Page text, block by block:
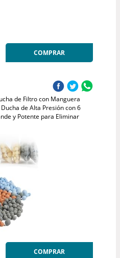
COMPRAR
de Filtro con Manguera
de Alta Presión con 6
y Potente para Eliminar
COMPRAR